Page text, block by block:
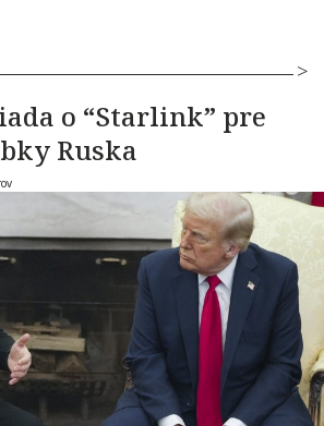
o “Starlink” pre
Ruska